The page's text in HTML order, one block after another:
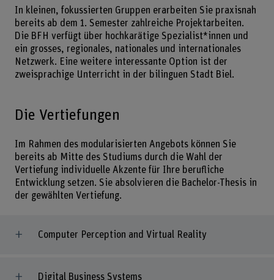
In kleinen, fokussierten Gruppen erarbeiten Sie praxisnah
bereits ab dem 1. Semester zahlreiche Projektarbeiten.
Die BFH verfügt über hochkarätige Spezialist*innen und
ein grosses, regionales, nationales und internationales
Netzwerk. Eine weitere interessante Option ist der
zweisprachige Unterricht in der bilinguen Stadt Biel.
Die Vertiefungen
Im Rahmen des modularisierten Angebots können Sie
bereits ab Mitte des Studiums durch die Wahl der
Vertiefung individuelle Akzente für Ihre berufliche
Entwicklung setzen. Sie absolvieren die Bachelor-Thesis in
der gewählten Vertiefung.
Computer Perception and Virtual Reality
Digital Business Systems